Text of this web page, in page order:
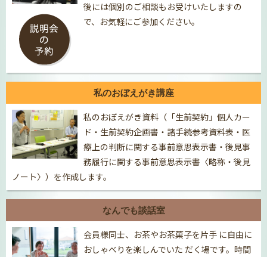
後には個別のご相談もお受けいたしますの
で、お気軽にご参加ください。
私のおぼえがき講座
私のおぼえがき資料（「生前契約」個人カー
ド・生前契約企画書・諸手続参考資料表・医
療上の判断に関する事前意思表示書・後見事
務履行に関する事前意思表示書〈略称・後見
ノート〉）を作成します。
なんでも談話室
会員様同士、お茶やお茶菓子を片手 に自由に
おしゃべりを楽しんでいた だく場です。時間